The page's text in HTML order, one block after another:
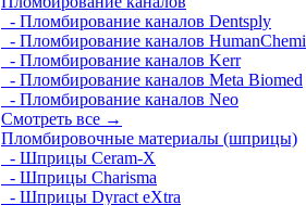
- Пломбирование каналов Dentsply
- Пломбирование каналов
- Пломбирование каналов Kerr
- Пломбирование каналов Meta Biomed
- Пломбирование каналов Neo
Смотреть все →
Пломбировочные материалы (шприцы)
- Шприцы Ceram-X
- Шприцы Charisma
- Шприцы Dyract eXtra